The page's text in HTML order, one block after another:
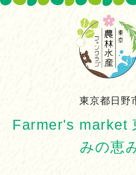
東京都日野
Farmer's
みの恵